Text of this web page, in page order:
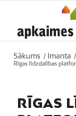
Sākums / Imanta
/
Rīgas līdzdalības
RĪGAS